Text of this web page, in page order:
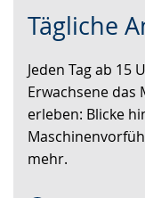
Tägliche
to
language.
audio
video
open
up
presenting
the
text
Jeden Tag ab 15
Erwachsene das
erleben: Blicke
mehr.